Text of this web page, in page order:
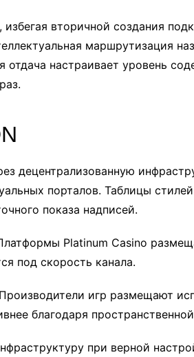
вторичной создания
маршрутизация
настраивает уровень
децентрализованную
порталов. Таблицы
показа надписей.
Platinum Casino
под скорость канала.
игр размещают
благодаря
при верной